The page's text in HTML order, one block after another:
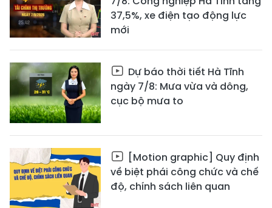
37,5%, xe điện tạo động lực
mới
Dự báo thời tiết Hà Tĩnh
ngày 7/8: Mưa vừa và dông,
cục bộ mưa to
[Motion graphic] Quy định
về biệt phái công chức và chế
độ, chính sách liên quan